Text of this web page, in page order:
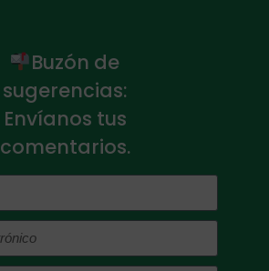
Buzón de
sugerencias:
Envíanos tus
comentarios.